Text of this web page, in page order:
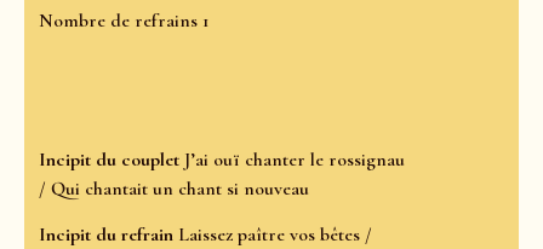
Nombre de refrains 1
Incipit du couplet J’ai ouï chanter le rossignau
/ Qui chantait un chant si nouveau
Incipit du refrain Laissez paître vos bêtes /